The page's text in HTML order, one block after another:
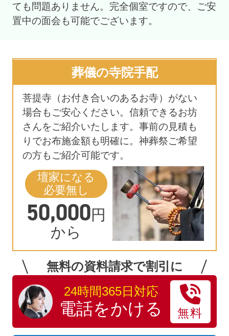
ても問題ありません。完全個室ですので、ご安
置中の面会も可能でございます。
葬儀の寺院手配
菩提寺（お付き合いのあるお寺）がない
場合もご安心ください。信頼できるお坊
さんをご紹介いたします。事前の見積も
りでお布施金額も明確に。神葬祭ご希望
の方もご紹介可能です。
壇家になる
必要無し
50,000円
から
無料の資料請求で割引に
24時間365日対応
電話をかける 無料